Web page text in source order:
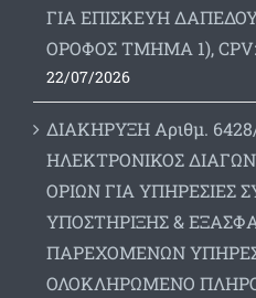
ΓΙΑ ΕΠΙΣΚΕΥΗ
ΟΡΟΦΟΣ ΤΜΗΜΑ 1), CPV:
22/07/2026
ΔΙΑΚΗΡΥΞΗ Αριθμ.
ΗΛΕΚΤΡΟΝΙΚΟΣ
ΟΡΙΩΝ ΓΙΑ ΥΠΗΡΕΣΙΕΣ
ΥΠΟΣΤΗΡΙΞΗΣ &
ΠΑΡΕΧΟΜΕΝΩΝ
ΟΛΟΚΛΗΡΩΜΕΝΟ